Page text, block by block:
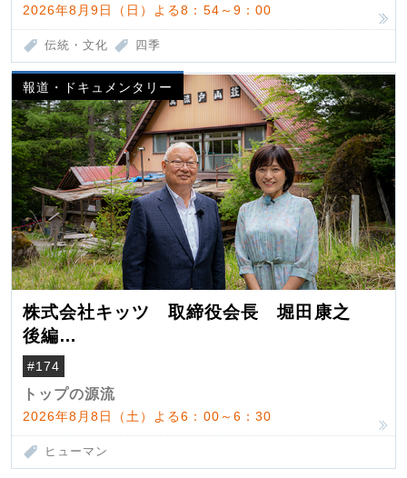
2026年8月9日（日）よる8：54～9：00
伝統・文化 四季
報道・ドキュメンタリー
株式会社キッツ 取締役会長 堀田康之
後編
米国駐在でも浮かんだ八ヶ岳 山小屋を営
んだ父母
#174
トップの源流
2026年8月8日（土）よる6：00～6：30
ヒューマン